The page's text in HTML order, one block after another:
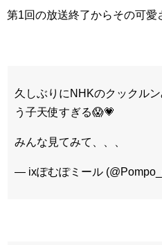
第1回の放送終了からその可愛
久しぶりにNHKのクックル
う子天使すぎる😱💗
みんな見てみて、、、
— ixぽむぽミール